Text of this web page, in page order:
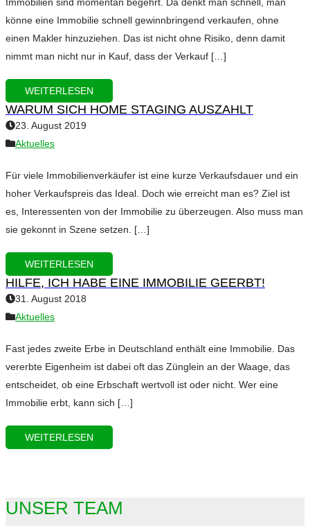
könne eine Immobilie schnell gewinnbringend verkaufen, ohne
einen Makler hinzuziehen. Das ist nicht ohne Risiko, denn damit
nimmt man nicht nur in Kauf, dass der Verkauf […]
WEITERLESEN
WARUM SICH HOME STAGING AUSZAHLT
23. August 2019
Aktuelles
Für viele Immobilienverkäufer ist eine kurze Verkaufsdauer und ein
hoher Verkaufspreis das Ideal. Doch wie erreicht man es? Ziel ist
es, Interessenten von der Immobilie zu überzeugen. Also muss man
sie gekonnt in Szene setzen. […]
WEITERLESEN
HILFE, ICH HABE EINE IMMOBILIE GEERBT!
31. August 2018
Aktuelles
Fast jedes zweite Erbe in Deutschland enthält eine Immobilie. Das
vererbte Eigenheim ist dabei oft das Zünglein an der Waage, das
entscheidet, ob eine Erbschaft wertvoll ist oder nicht. Wer eine
Immobilie erbt, kann sich […]
WEITERLESEN
UNSER TEAM